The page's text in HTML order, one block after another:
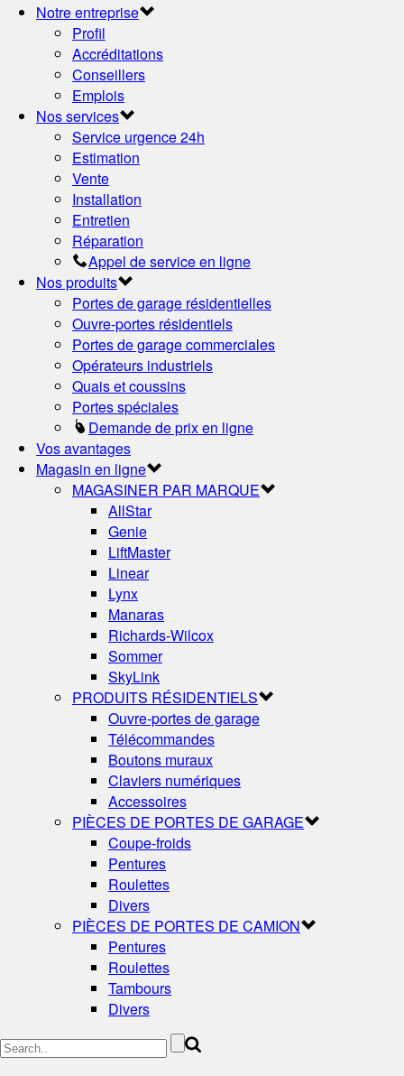
Notre entreprise
Profil
Accréditations
Conseillers
Emplois
Nos services
Service urgence 24h
Estimation
Vente
Installation
Entretien
Réparation
Appel de service en ligne
Nos produits
Portes de garage résidentielles
Ouvre-portes résidentiels
Portes de garage commerciales
Opérateurs industriels
Quais et coussins
Portes spéciales
Demande de prix en ligne
Vos avantages
Magasin en ligne
MAGASINER PAR MARQUE
AllStar
Genie
LiftMaster
Linear
Lynx
Manaras
Richards-Wilcox
Sommer
SkyLink
PRODUITS RÉSIDENTIELS
Ouvre-portes de garage
Télécommandes
Boutons muraux
Claviers numériques
Accessoires
PIÈCES DE PORTES DE GARAGE
Coupe-froids
Pentures
Roulettes
Divers
PIÈCES DE PORTES DE CAMION
Pentures
Roulettes
Tambours
Divers